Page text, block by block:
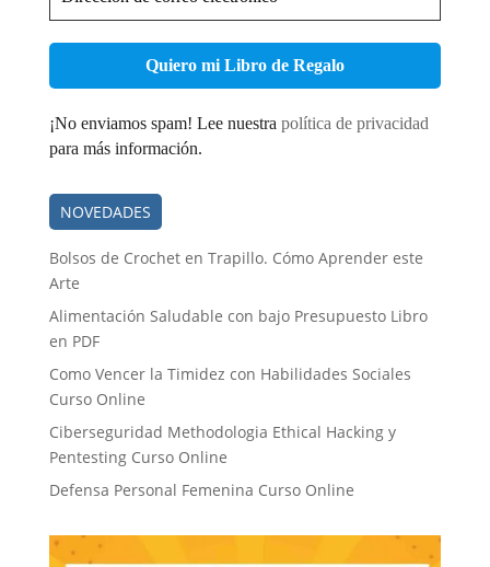
de
electrónico
¡No enviamos spam! Lee nuestra política de privacidad
para más información.
NOVEDADES
Bolsos de Crochet en Trapillo. Cómo Aprender este
Arte
Alimentación Saludable con bajo Presupuesto Libro
en PDF
Como Vencer la Timidez con Habilidades Sociales
Curso Online
Ciberseguridad Methodologia Ethical Hacking y
Pentesting Curso Online
Defensa Personal Femenina Curso Online